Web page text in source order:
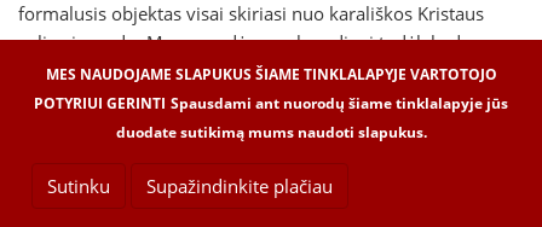
formalusis objektas visai skiriasi nuo karališkos Kristaus
galios ir vardo. Mes nurodėme sekmadienį todėl, kad
dieviškajam Karaliui ne tik dvasininkija pasitarnautų
aukodama ir giedodama oficijų, bet ir liaudis, laisva nuo
įprastų užsiėmimų, šventojo džiaugsmo dvasia nuostabiai
paliudytų Kristui savo klusnumą ir pavaldumą. Šiai šventei
žymiai tinkamesnis nei kiti atrodo paskutinis spalio mėnesio
sekmadienis, kuriuo beveik užbaigiamas liturginių metų
MES NAUDOJAME SLAPUKUS ŠIAME TINKLALAPYJE VARTOTOJO
POTYRIUI GERINTI Spausdami ant nuorodų šiame tinklalapyje jūs
duodate sutikimą mums naudoti slapukus.
Sutinku Supažindinkite plačiau